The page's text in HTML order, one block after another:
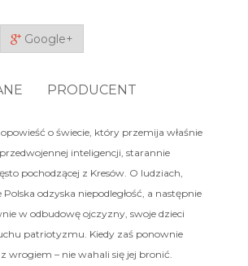
Google+
PRODUCENT
o świecie, który przemija właśnie
inteligencji, starannie
pochodzącej z Kresów. O ludziach,
odzyska niepodległość, a następnie
w odbudowę ojczyzny, swoje dzieci
patriotyzmu. Kiedy zaś ponownie
wrogiem – nie wahali się jej bronić.